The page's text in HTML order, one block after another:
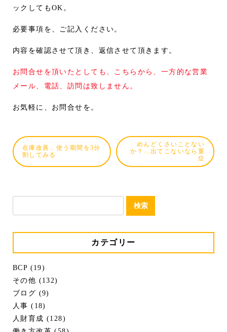
ックしてもOK。
必要事項を、ご記入ください。
内容を確認させて頂き、返信させて頂きます。
お問合せを頂いたとしても、こちらから、一方的な営業
メール、電話、訪問は致しません。
お気軽に、お問合せを。
在庫改善…使う期間を3分
割してみる
めんどくさいことない
か？…出てこないなら重
症
検
カテゴリー
BCP (19)
その他 (132)
ブログ (9)
人事 (18)
人財育成 (128)